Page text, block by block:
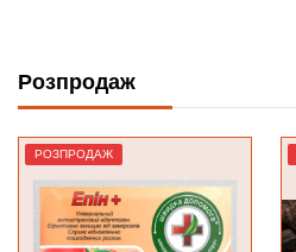
Розпродаж
РОЗПРОДАЖ